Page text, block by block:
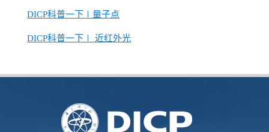
DICP科普一下∣量子点
DICP科普一下∣ 近红外光